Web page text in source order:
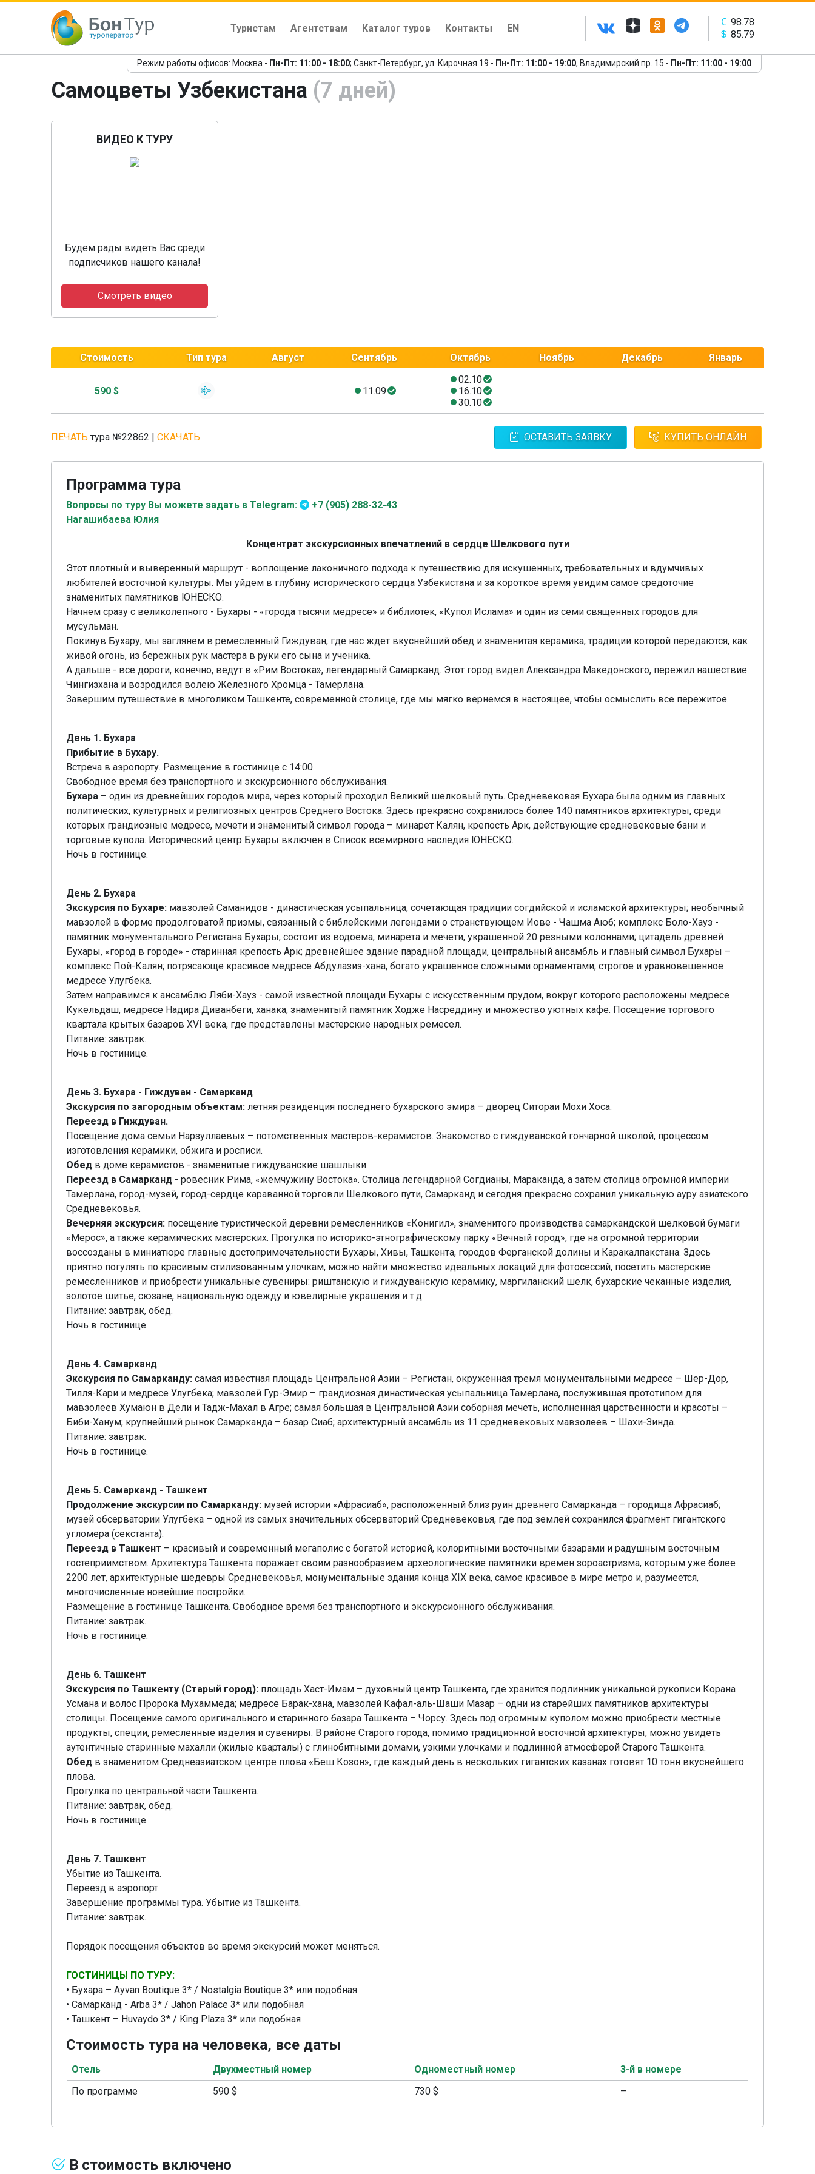
Туристам Агентствам Каталог туров Контакты EN
98.78
85.79
Режим работы офисов: Москва - Пн-Пт: 11:00 - 18:00; Санкт-Петербург, ул. Кирочная 19 - Пн-Пт: 11:00 - 19:00, Владимирский пр. 15 - Пн-Пт: 11:00 - 19:00
Самоцветы Узбекистана (7 дней)
ВИДЕО К ТУРУ
Будем рады видеть Вас среди
подписчиков нашего канала!
Смотреть видео
Стоимость Тип тура Август Сентябрь Октябрь Ноябрь Декабрь Январь
590 $ 11.09
02.10
16.10
30.10
ПЕЧАТЬ тура №22862 | СКАЧАТЬ ОСТАВИТЬ ЗАЯВКУ КУПИТЬ ОНЛАЙН
Программа тура
Вопросы по туру Вы можете задать в Telegram:
+7 (905) 288-32-43
Нагашибаева Юлия
Концентрат экскурсионных впечатлений в сердце Шелкового пути
Этот плотный и выверенный маршрут - воплощение лаконичного подхода к путешествию для искушенных, требовательных и вдумчивых
любителей восточной культуры. Мы уйдем в глубину исторического сердца Узбекистана и за короткое время увидим самое средоточие
знаменитых памятников ЮНЕСКО.
Начнем сразу с великолепного - Бухары - «города тысячи медресе» и библиотек, «Купол Ислама» и один из семи священных городов для
мусульман.
Покинув Бухару, мы заглянем в ремесленный Гиждуван, где нас ждет вкуснейший обед и знаменитая керамика, традиции которой передаются, как
живой огонь, из бережных рук мастера в руки его сына и ученика.
А дальше - все дороги, конечно, ведут в «Рим Востока», легендарный Самарканд. Этот город видел Александра Македонского, пережил нашествие
Чингизхана и возродился волею Железного Хромца - Тамерлана.
Завершим путешествие в многоликом Ташкенте, современной столице, где мы мягко вернемся в настоящее, чтобы осмыслить все пережитое.
День 1. Бухара
Прибытие в Бухару.
Встреча в аэропорту. Размещение в гостинице с 14:00.
Свободное время без транспортного и экскурсионного обслуживания.
Бухара – один из древнейших городов мира, через который проходил Великий шелковый путь. Средневековая Бухара была одним из главных
политических, культурных и религиозных центров Среднего Востока. Здесь прекрасно сохранилось более 140 памятников архитектуры, среди
которых грандиозные медресе, мечети и знаменитый символ города – минарет Калян, крепость Арк, действующие средневековые бани и
торговые купола. Исторический центр Бухары включен в Список всемирного наследия ЮНЕСКО.
Ночь в гостинице.
День 2. Бухара
Экскурсия по Бухаре: мавзолей Саманидов - династическая усыпальница, сочетающая традиции согдийской и исламской архитектуры; необычный
мавзолей в форме продолговатой призмы, связанный с библейскими легендами о странствующем Иове - Чашма Аюб; комплекс Боло-Хауз -
памятник монументального Регистана Бухары, состоит из водоема, минарета и мечети, украшенной 20 резными колоннами; цитадель древней
Бухары, «город в городе» - старинная крепость Арк; древнейшее здание парадной площади, центральный ансамбль и главный символ Бухары –
комплекс Пой-Калян; потрясающе красивое медресе Абдулазиз-хана, богато украшенное сложными орнаментами; строгое и уравновешенное
медресе Улугбека.
Затем направимся к ансамблю Ляби-Хауз - самой известной площади Бухары с искусственным прудом, вокруг которого расположены медресе
Кукельдаш, медресе Надира Диванбеги, ханака, знаменитый памятник Ходже Насреддину и множество уютных кафе. Посещение торгового
квартала крытых базаров XVI века, где представлены мастерские народных ремесел.
Питание: завтрак.
Ночь в гостинице.
День 3. Бухара - Гиждуван - Самарканд
Экскурсия по загородным объектам: летняя резиденция последнего бухарского эмира – дворец Ситораи Мохи Хоса.
Переезд в Гиждуван.
Посещение дома семьи Нарзуллаевых – потомственных мастеров-керамистов. Знакомство с гиждуванской гончарной школой, процессом
изготовления керамики, обжига и росписи.
Обед в доме керамистов - знаменитые гиждуванские шашлыки.
Переезд в Самарканд - ровесник Рима, «жемчужину Востока». Столица легендарной Согдианы, Мараканда, а затем столица огромной империи
Тамерлана, город-музей, город-сердце караванной торговли Шелкового пути, Самарканд и сегодня прекрасно сохранил уникальную ауру азиатского
Средневековья.
Вечерняя экскурсия: посещение туристической деревни ремесленников «Конигил», знаменитого производства самаркандской шелковой бумаги
«Мерос», а также керамических мастерских. Прогулка по историко-этнографическому парку «Вечный город», где на огромной территории
воссозданы в миниатюре главные достопримечательности Бухары, Хивы, Ташкента, городов Ферганской долины и Каракалпакстана. Здесь
приятно погулять по красивым стилизованным улочкам, можно найти множество идеальных локаций для фотосессий, посетить мастерские
ремесленников и приобрести уникальные сувениры: риштанскую и гиждуванскую керамику, маргиланский шелк, бухарские чеканные изделия,
золотое шитье, сюзане, национальную одежду и ювелирные украшения и т.д.
Питание: завтрак, обед.
Ночь в гостинице.
День 4. Самарканд
Экскурсия по Самарканду: самая известная площадь Центральной Азии – Регистан, окруженная тремя монументальными медресе – Шер-Дор,
Тилля-Кари и медресе Улугбека; мавзолей Гур-Эмир – грандиозная династическая усыпальница Тамерлана, послужившая прототипом для
мавзолеев Хумаюн в Дели и Тадж-Махал в Агре; самая большая в Центральной Азии соборная мечеть, исполненная царственности и красоты –
Биби-Ханум; крупнейший рынок Самарканда – базар Сиаб; архитектурный ансамбль из 11 средневековых мавзолеев – Шахи-Зинда.
Питание: завтрак.
Ночь в гостинице.
День 5. Самарканд - Ташкент
Продолжение экскурсии по Самарканду: музей истории «Афрасиаб», расположенный близ руин древнего Самарканда – городища Афрасиаб;
музей обсерватории Улугбека – одной из самых значительных обсерваторий Средневековья, где под землей сохранился фрагмент гигантского
угломера (секстанта).
Переезд в Ташкент – красивый и современный мегаполис с богатой историей, колоритными восточными базарами и радушным восточным
гостеприимством. Архитектура Ташкента поражает своим разнообразием: археологические памятники времен зороастризма, которым уже более
2200 лет, архитектурные шедевры Средневековья, монументальные здания конца XIX века, самое красивое в мире метро и, разумеется,
многочисленные новейшие постройки.
Размещение в гостинице Ташкента. Свободное время без транспортного и экскурсионного обслуживания.
Питание: завтрак.
Ночь в гостинице.
День 6. Ташкент
Экскурсия по Ташкенту (Старый город): площадь Хаст-Имам – духовный центр Ташкента, где хранится подлинник уникальной рукописи Корана
Усмана и волос Пророка Мухаммеда; медресе Барак-хана, мавзолей Кафал-аль-Шаши Мазар – одни из старейших памятников архитектуры
столицы. Посещение самого оригинального и старинного базара Ташкента – Чорсу. Здесь под огромным куполом можно приобрести местные
продукты, специи, ремесленные изделия и сувениры. В районе Старого города, помимо традиционной восточной архитектуры, можно увидеть
аутентичные старинные махалли (жилые кварталы) с глинобитными домами, узкими улочками и подлинной атмосферой Старого Ташкента.
Обед в знаменитом Среднеазиатском центре плова «Беш Козон», где каждый день в нескольких гигантских казанах готовят 10 тонн вкуснейшего
плова.
Прогулка по центральной части Ташкента.
Питание: завтрак, обед.
Ночь в гостинице.
День 7. Ташкент
Убытие из Ташкента.
Переезд в аэропорт.
Завершение программы тура. Убытие из Ташкента.
Питание: завтрак.
Порядок посещения объектов во время экскурсий может меняться.
ГОСТИНИЦЫ ПО ТУРУ:
• Бухара – Ayvan Boutique 3* / Nostalgia Boutique 3* или подобная
• Самарканд - Arba 3* / Jahon Palace 3* или подобная
• Ташкент – Huvaydo 3* / King Plaza 3* или подобная
Стоимость тура на человека, все даты
Отель Двухместный номер Одноместный номер
3-й в номере
По программе
590 $ 730 $ –
В стоимость включено